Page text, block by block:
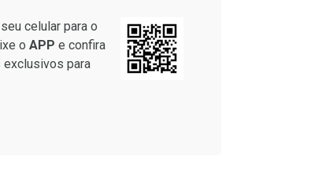
celular para o
o APP e confira
para